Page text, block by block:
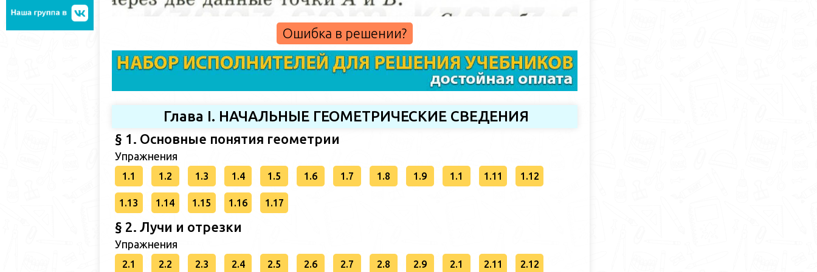
Ошибка в решении?
Глава I. НАЧАЛЬНЫЕ ГЕОМЕТРИЧЕСКИЕ СВЕДЕНИЯ
§ 1. Основные понятия геометрии
Упражнения
1.1 1.2 1.3 1.4 1.5 1.6 1.7 1.8 1.9 1.1 1.11 1.12
1.13 1.14 1.15 1.16 1.17
§ 2. Лучи и отрезки
Упражнения
2.1 2.2 2.3 2.4 2.5 2.6 2.7 2.8 2.9 2.1 2.11 2.12